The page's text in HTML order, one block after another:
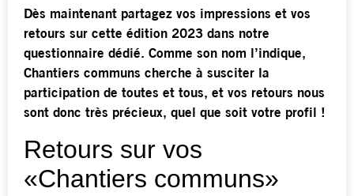
Dès maintenant partagez vos impressions et vos
retours sur cette édition 2023 dans notre
questionnaire dédié. Comme son nom l’indique,
Chantiers communs cherche à susciter la
participation de toutes et tous, et vos retours nous
sont donc très précieux, quel que soit votre profil !